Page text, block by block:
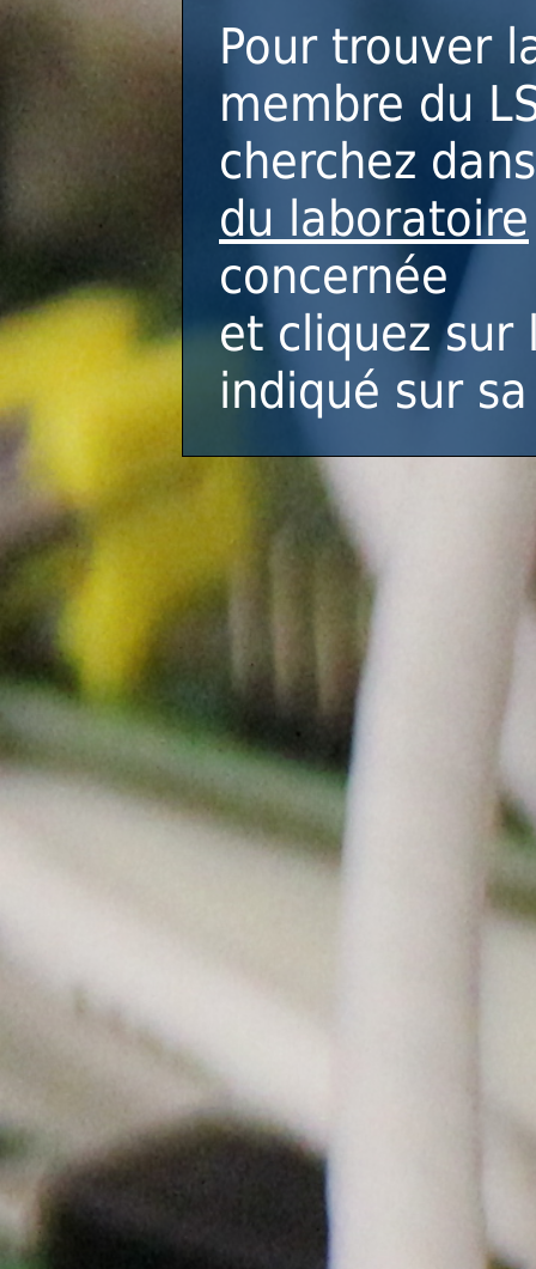
Pour trouver
membre du
cherchez
du laboratoire
concernée
et cliquez sur
indiqué sur